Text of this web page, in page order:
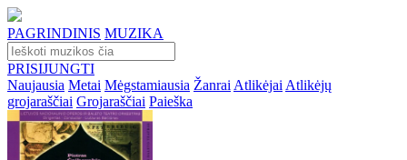
PAGRINDINIS MUZIKA
PRISIJUNGTI
Naujausia Metai Mėgstamiausia Žanrai Atlikėjai Atlikėjų
grojaraščiai Grojaraščiai Paieška